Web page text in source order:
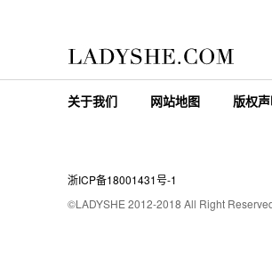
关于我们 网站地图 版权
浙ICP备18001431号-1
©LADYSHE 2012-2018 All Right